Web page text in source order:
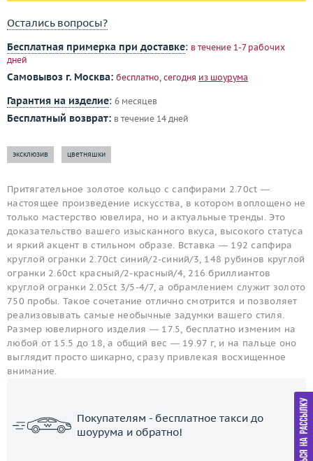
Остались вопросы?
Бесплатная примерка при доставке: в течение 1-7 рабочих
дней
Самовывоз г. Москва: бесплатно, сегодня из шоурума
Гарантия на изделие: 6 месяцев
Бесплатный возврат: в течение 14 дней
эксклюзив цветняшки
Притягательное золотое кольцо с сапфирами 2.70ct —
настоящее произведение искусства, в котором воплощено не
только мастерство ювелира, но и актуальные тренды. Это
доказательство вашего изысканного вкуса, высокого статуса
и яркий акцент в стильном образе. Вставка — 192 сапфира
круглой огранки 2.70ct синий/2-синий/3, 148 рубинов круглой
огранки 2.60ct красный/2-красный/4, 216 бриллиантов
круглой огранки 2.05ct 3/5-4/7, а обрамлением служит золото
750 пробы. Такое сочетание отлично смотрится и позволяет
реализовывать самые необычные задумки вашего стиля.
Размер ювелирного изделия — 17.5, бесплатно изменим на
любой от 15.5 до 18, а общий вес — 19.97 г, и на пальце оно
выглядит просто шикарно, сразу привлекая восхищенное
внимание.
Покупателям - бесплатное такси до
шоурума и обратно!